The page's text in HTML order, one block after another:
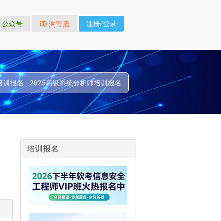
公众号 淘宝店 注册/登录
训报名 2026高级系统分析师培训报名
培训报名